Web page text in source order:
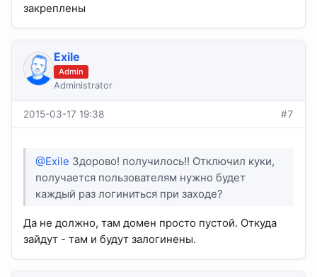
закреплены
Exile
Admin
Administrator
2015-03-17 19:38 #7
@Exile Здорово! получилось!! Отключил куки,
получается пользователям нужно будет
каждый раз логиниться при заходе?
Да не должно, там домен просто пустой. Откуда
зайдут - там и будут залогинены.